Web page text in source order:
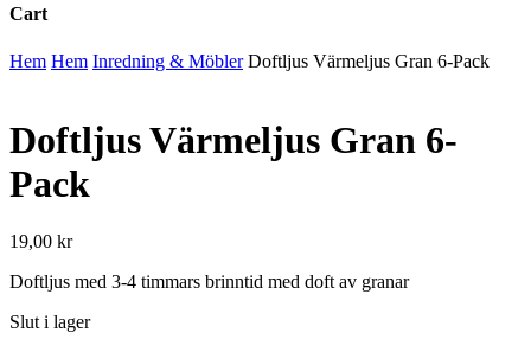
Cart
Close
Hem Hem Inredning & Möbler Doftljus Värmeljus Gran 6-Pack
Doftljus Värmeljus Gran 6-
Pack
19,00 kr
Doftljus med 3-4 timmars brinntid med doft av granar
Slut i lager